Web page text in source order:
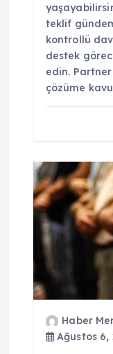
teklif
kontrollü
destek
edin.
çözüme
Haber
Ağustos 6,